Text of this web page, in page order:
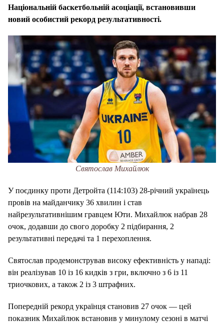
Національній баскетбольній асоціації, встановивши
новий особистий рекорд результативності.
Святослав Михайлюк
У поєдинку проти Детройта (114:103) 28-річний українець
провів на майданчику 36 хвилин і став
найрезультативнішим гравцем Юти. Михайлюк набрав 28
очок, додавши до свого доробку 2 підбирання, 2
результативні передачі та 1 перехоплення.
Святослав продемонстрував високу ефективність у нападі:
він реалізував 10 із 16 кидків з гри, включно з 6 із 11
триочкових, а також 2 із 3 штрафних.
Попередній рекорд українця становив 27 очок — цей
показник Михайлюк встановив у минулому сезоні в матчі